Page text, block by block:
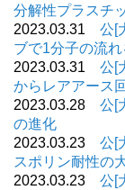
分解性プラスチ
2023.03.31 公[
ブで1分子の流
2023.03.31 公[
からレアアース
2023.03.28 公[
の進化
2023.03.23 公[
スポリン耐性の
2023.03.23 公[